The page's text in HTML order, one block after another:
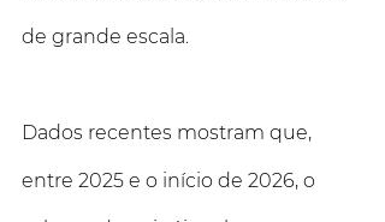
de grande escala.
Dados recentes mostram que,
entre 2025 e o início de 2026, o